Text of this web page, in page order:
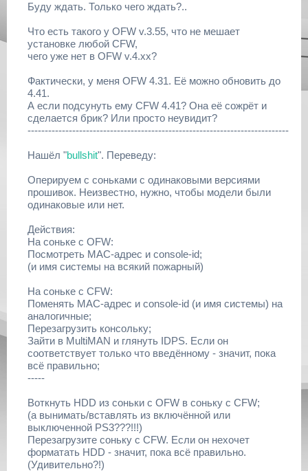
Буду ждать. Только чего ждать?..
Что есть такого у OFW v.3.55, что не мешает
установке любой CFW,
чего уже нет в OFW v.4.xx?
Фактически, у меня OFW 4.31. Её можно обновить до
4.41.
А если подсунуть ему CFW 4.41? Она её сожрёт и
сделается брик? Или просто неувидит?
----------------------------------------------------------------------------
Нашёл "bullshit". Переведу:
Оперируем с соньками с одинаковыми версиями
прошивок. Неизвестно, нужно, чтобы модели были
одинаковые или нет.
Действия:
На соньке с OFW:
Посмотреть MAC-адрес и console-id;
(и имя системы на всякий пожарный)
На соньке с CFW:
Поменять МАС-адрес и console-id (и имя системы) на
аналогичные;
Перезагрузить консольку;
Зайти в MultiMAN и глянуть IDPS. Если он
соответствует только что введённому - значит, пока
всё правильно;
-----
Воткнуть HDD из соньки с OFW в соньку с CFW;
(а вынимать/вставлять из включённой или
выключенной PS3???!!!)
Перезагрузите соньку с CFW. Если он нехочет
форматать HDD - значит, пока всё правильно.
(Удивительно?!)